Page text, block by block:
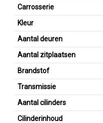
Carrosserie
Kleur
Aantal deuren
Aantal zitplaatsen
Brandstof
Transmissie
Aantal cilinders
Cilinderinhoud